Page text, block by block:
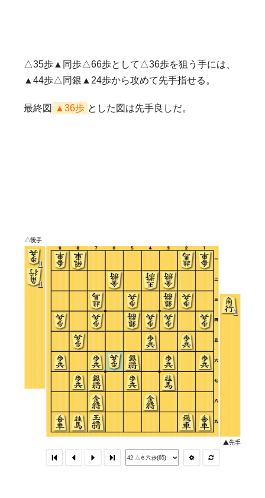
△35歩▲同歩△66歩として△36歩を狙う手には、
▲44歩△同銀▲24歩から攻めて先手指せる。
最終図 ▲36歩 とした図は先手良しだ。